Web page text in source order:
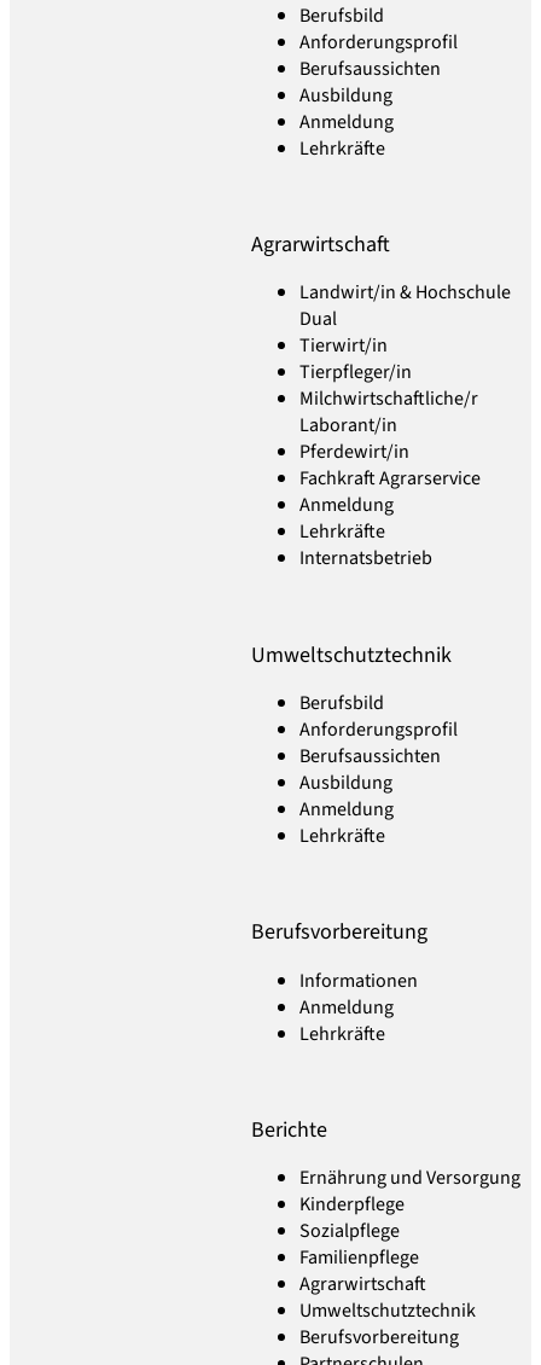
Berufsbild
Anforderungsprofil
Berufsaussichten
Ausbildung
Anmeldung
Lehrkräfte
Agrarwirtschaft
Landwirt/in & Hochschule
Dual
Tierwirt/in
Tierpfleger/in
Milchwirtschaftliche/r
Laborant/in
Pferdewirt/in
Fachkraft Agrarservice
Anmeldung
Lehrkräfte
Internatsbetrieb
Umweltschutztechnik
Berufsbild
Anforderungsprofil
Berufsaussichten
Ausbildung
Anmeldung
Lehrkräfte
Berufsvorbereitung
Informationen
Anmeldung
Lehrkräfte
Berichte
Ernährung und Versorgung
Kinderpflege
Sozialpflege
Familienpflege
Agrarwirtschaft
Umweltschutztechnik
Berufsvorbereitung